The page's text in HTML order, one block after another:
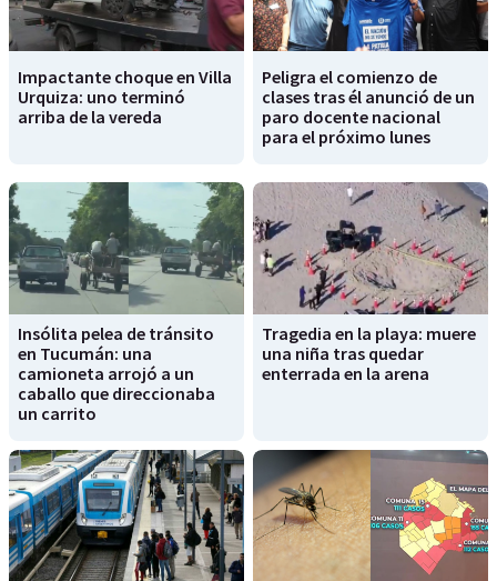
Impactante choque en Villa
Urquiza: uno terminó
arriba de la vereda
Peligra el comienzo de
clases tras él anunció de un
paro docente nacional
para el próximo lunes
Insólita pelea de tránsito
en Tucumán: una
camioneta arrojó a un
caballo que direccionaba
un carrito
Tragedia en la playa: muere
una niña tras quedar
enterrada en la arena